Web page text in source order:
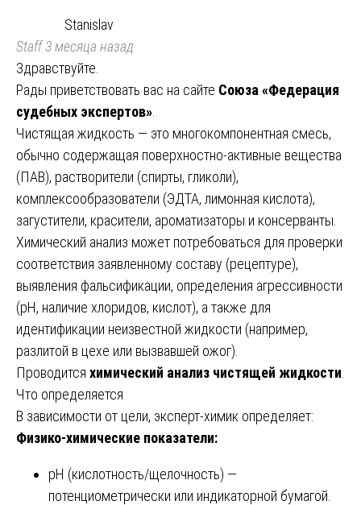
Stanislav
Staff3 месяца назад
Здравствуйте.
Рады приветствовать вас на сайте Союза «Федерация
судебных экспертов»
Чистящая жидкость — это многокомпонентная смесь,
обычно содержащая поверхностно-активные вещества
(ПАВ), растворители (спирты, гликоли),
комплексообразователи (ЭДТА, лимонная кислота),
загустители, красители, ароматизаторы и консерванты.
Химический анализ может потребоваться для проверки
соответствия заявленному составу (рецептуре),
выявления фальсификации, определения агрессивности
(pH, наличие хлоридов, кислот), а также для
идентификации неизвестной жидкости (например,
разлитой в цехе или вызвавшей ожог).
Проводится химический анализ чистящей жидкости
Что определяется
В зависимости от цели, эксперт-химик определяет:
Физико-химические показатели:
pH (кислотность/щелочность) —
потенциометрически или индикаторной бумагой.